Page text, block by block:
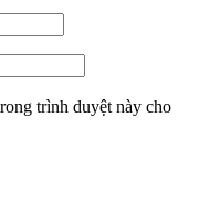
trình duyệt này cho